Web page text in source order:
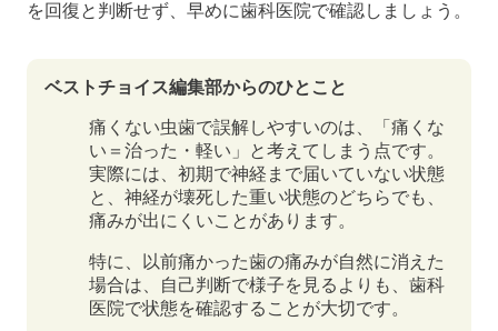
を回復と判断せず、早めに歯科医院で確認しましょう。
ベストチョイス編集部からのひとこと
痛くない虫歯で誤解しやすいのは、「痛くな
い＝治った・軽い」と考えてしまう点です。
実際には、初期で神経まで届いていない状態
と、神経が壊死した重い状態のどちらでも、
痛みが出にくいことがあります。
特に、以前痛かった歯の痛みが自然に消えた
場合は、自己判断で様子を見るよりも、歯科
医院で状態を確認することが大切です。